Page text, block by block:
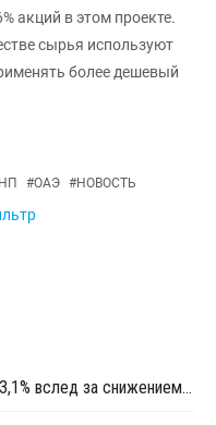
акций в этом проекте.
сырья используют
более дешевый
#ОАЭ #НОВОСТЬ
Фьючерсы ЛПНП в Китае упали на 3,1% вслед за снижением котировок сырой нефти